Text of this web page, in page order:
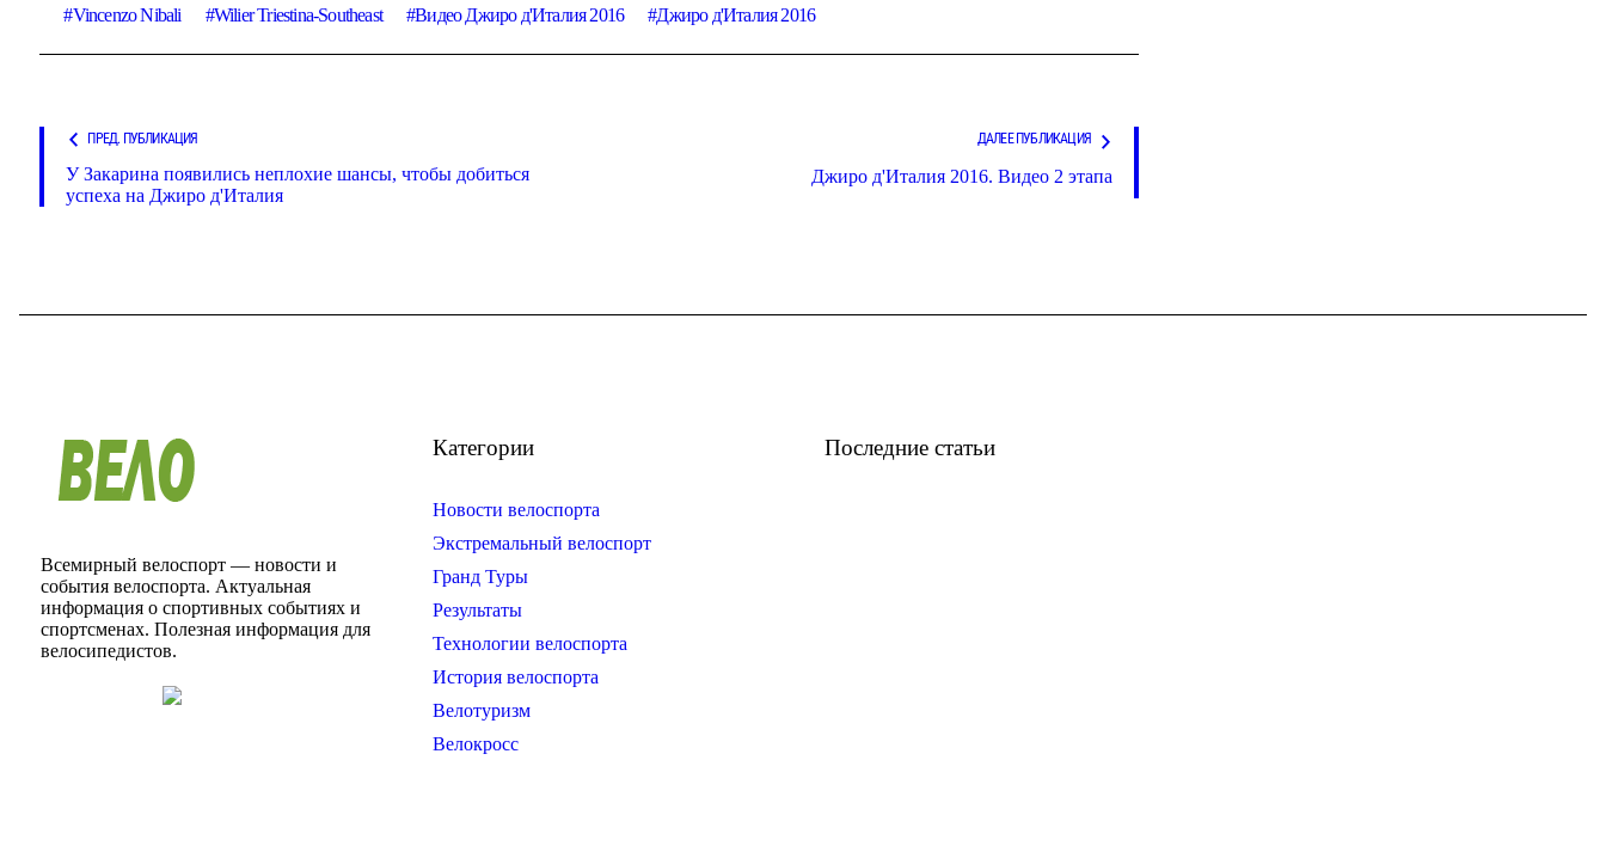
Vincenzo Nibali
Wilier Triestina-Southeast Видео Джиро д'Италия 2016 Джиро д'Италия 2016
ПРЕД. ПУБЛИКАЦИЯ
У Закарина появились неплохие шансы, чтобы добиться
успеха на Джиро д'Италия
ДАЛЕЕ ПУБЛИКАЦИЯ
Джиро д'Италия 2016. Видео 2 этапа
Всемирный велоспорт — новости и
события велоспорта. Актуальная
информация о спортивных событиях и
спортсменах. Полезная информация для
велосипедистов.
Категории
Новости велоспорта
Экстремальный велоспорт
Гранд Туры
Результаты
Технологии велоспорта
История велоспорта
Велотуризм
Велокросс
Последние статьи